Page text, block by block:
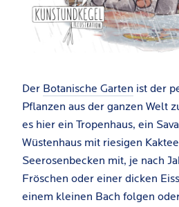
Der Botanische Garten ist der
Pflanzen aus der ganzen Welt
es hier ein Tropenhaus, ein
Wüstenhaus mit riesigen
Seerosenbecken mit, je nach
Fröschen oder einer dicken
einem kleinen Bach folgen